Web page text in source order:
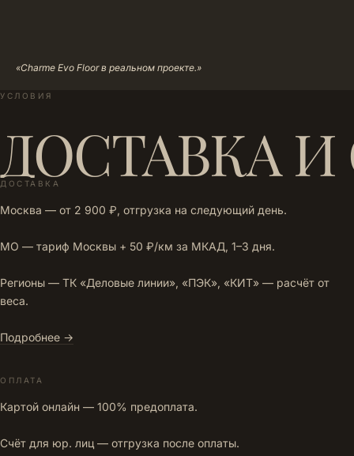
«Charme Evo Floor в реальном проекте.»
УСЛОВИЯ
ДОСТАВКА
ДОСТАВКА
Москва — от 2 900 ₽, отгрузка на следующий день.
МО — тариф Москвы + 50 ₽/км за МКАД, 1–3 дня.
Регионы — ТК «Деловые линии», «ПЭК», «КИТ» — расчёт от
веса.
Подробнее →
ОПЛАТА
Картой онлайн — 100% предоплата.
Счёт для юр. лиц — отгрузка после оплаты.